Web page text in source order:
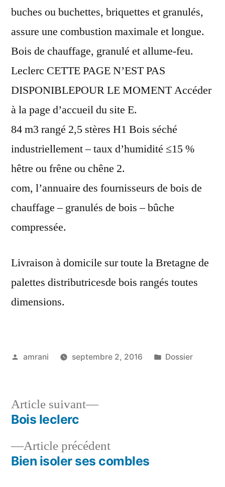
buches ou buchettes, briquettes et granulés,
assure une combustion maximale et longue.
Bois de chauffage, granulé et allume-feu.
Leclerc CETTE PAGE N’EST PAS
DISPONIBLEPOUR LE MOMENT Accéder
à la page d’accueil du site E.
84 m3 rangé 2,5 stères H1 Bois séché
industriellement – taux d’humidité ≤15 %
hêtre ou frêne ou chêne 2.
com, l’annuaire des fournisseurs de bois de
chauffage – granulés de bois – bûche
compressée.
Livraison à domicile sur toute la Bretagne de
palettes distributricesde bois rangés toutes
dimensions.
Publié
amrani septembre 2, 2016
Publié
Dossier
Navigation
deArticle précédentArticle
précédent :
Bien isoler ses combles
Article suivant
Article
Bois leclerc